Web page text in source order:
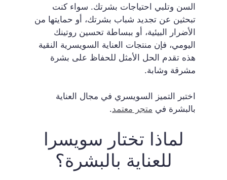
السن وتلبي احتياجات بشرتك. سواء كنت
تبحثين عن تجديد شباب بشرتك، أو حمايتها من
الأضرار البيئية، أو ببساطة تحسين روتينك
اليومي، فإن منتجات العناية السويسرية النقية
هذه تقدم الحل الأمثل للحفاظ على بشرة
مشرقة وشابة.
اختبر التميز السويسري في مجال العناية
بالبشرة في متجر معتمد.
لماذا تختار سويسرا
للعناية بالبشرة؟